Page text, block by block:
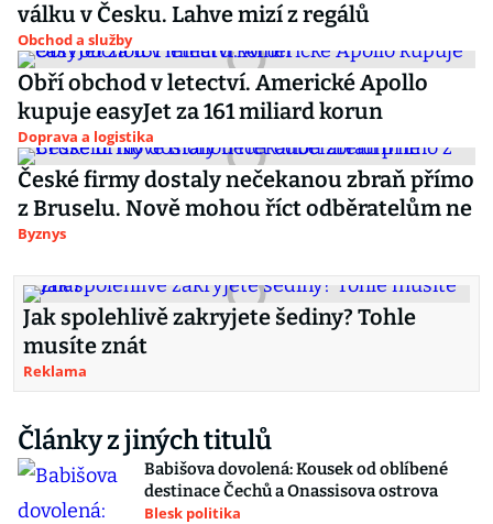
válku v Česku. Lahve mizí z regálů
Obchod a služby
Obří obchod v letectví. Americké Apollo
kupuje easyJet za 161 miliard korun
Doprava a logistika
České firmy dostaly nečekanou zbraň přímo
z Bruselu. Nově mohou říct odběratelům ne
Byznys
Jak spolehlivě zakryjete šediny? Tohle
musíte znát
Reklama
Články z jiných titulů
Babišova dovolená: Kousek od oblíbené
destinace Čechů a Onassisova ostrova
Blesk politika